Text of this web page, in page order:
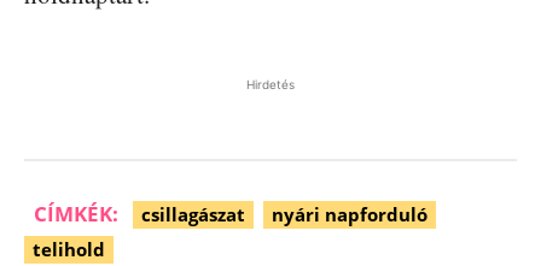
Hirdetés
CÍMKÉK: csillagászat
nyári napforduló
telihold